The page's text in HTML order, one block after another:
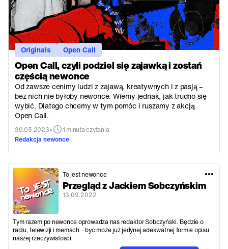
Open Call, czyli podziel się zajawką i zostań
częścią newonce
Od zawsze cenimy ludzi z zajawą, kreatywnych i z pasją –
bez nich nie byłoby newonce. Wiemy jednak, jak trudno się
wybić. Dlatego chcemy w tym pomóc i ruszamy z akcją
Open Call.
30.05.2023•
1 minuta czytania
Redakcja newonce
Originals Open Call
To jest newonce
Przegląd z Jackiem Sobczyńskim
13.09.2022
Tym razem po newonce oprowadza nas redaktor Sobczyński. Będzie o
radiu, telewizji i memach – być może już jedynej adekwatnej formie opisu
naszej rzeczywistości.